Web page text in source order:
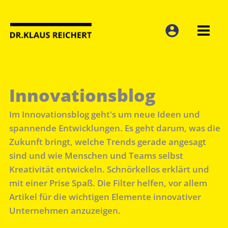
Inhalt
springen
Innovationsblog
Im Innovationsblog geht's um neue Ideen und
spannende Entwicklungen. Es geht darum, was die
Zukunft bringt, welche Trends gerade angesagt
sind und wie Menschen und Teams selbst
Kreativität entwickeln. Schnörkellos erklärt und
mit einer Prise Spaß. Die Filter helfen, vor allem
Artikel für die wichtigen Elemente innovativer
Unternehmen anzuzeigen.